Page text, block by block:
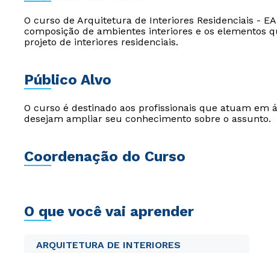
O curso de Arquitetura de Interiores Residenciais -
composição de ambientes interiores e os elementos
projeto de interiores residenciais.
Público Alvo
O curso é destinado aos profissionais que atuam em
desejam ampliar seu conhecimento sobre o assunto.
Coordenação do Curso
O que você vai aprender
ARQUITETURA DE INTERIORES